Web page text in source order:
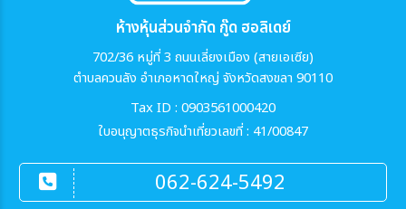
ห้างหุ้นส่วนจำกัด กู๊ด ฮอลิเดย์
702/36 หมู่ที่ 3 ถนนเลี่ยงเมือง (สายเอเซีย)
ตำบลควนลัง อำเภอหาดใหญ่ จังหวัดสงขลา 90110
Tax ID : 0903561000420
ใบอนุญาตธุรกิจนำเที่ยวเลขที่ : 41/00847
062-624-5492